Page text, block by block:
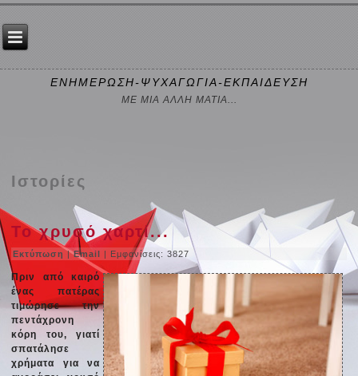
ΕΝΗΜΕΡΩΣΗ-ΨΥΧΑΓΩΓΙΑ-ΕΚΠΑΙΔΕΥΣΗ
ΜΕ ΜΙΑ ΑΛΛΗ ΜΑΤΙΑ...
Ιστορίες
Το χρυσό χαρτί...
Εκτύπωση|Email | Εμφανίσεις: 3827
Πριν από καιρό
ένας πατέρας
τιμώρησε την
πεντάχρονη
κόρη του, γιατί
σπατάλησε
χρήματα για να